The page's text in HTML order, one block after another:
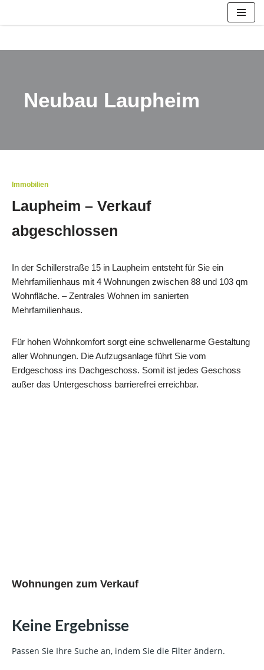
Neubau Laupheim
Immobilien
Laupheim – Verkauf
abgeschlossen
In der Schillerstraße 15 in Laupheim entsteht für Sie ein
Mehrfamilienhaus mit 4 Wohnungen zwischen 88 und 103 qm
Wohnfläche. – Zentrales Wohnen im sanierten
Mehrfamilienhaus.
Für hohen Wohnkomfort sorgt eine schwellenarme Gestaltung
aller Wohnungen. Die Aufzugsanlage führt Sie vom
Erdgeschoss ins Dachgeschoss. Somit ist jedes Geschoss
außer das Untergeschoss barrierefrei erreichbar.
Wohnungen zum Verkauf
Keine Ergebnisse
Passen Sie Ihre Suche an, indem Sie die Filter ändern.